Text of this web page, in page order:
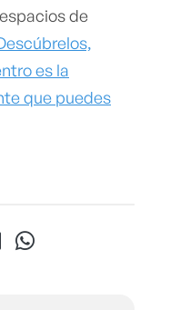
de
es la
que puedes